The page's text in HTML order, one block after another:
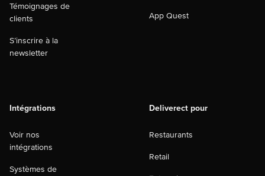
Témoignages de
clients
S’inscrire à la
newsletter
App Quest
Intégrations
Voir nos
intégrations
Systèmes de
Deliverect pour
Restaurants
Retail